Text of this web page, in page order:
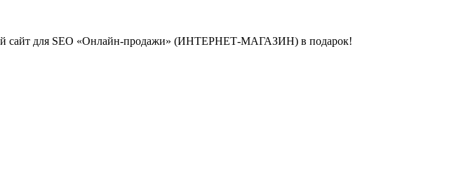
сайт для SEO «Онлайн-продажи» (ИНТЕРНЕТ-МАГАЗИН) в подарок!